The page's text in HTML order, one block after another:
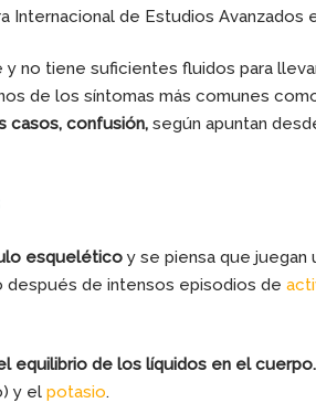
de Estudios Avanzados
no tiene suficientes fluidos para
de los síntomas más comunes
casos, confusión, según apuntan
esquelético y se piensa que juegan
después de intensos episodios de
equilibrio de los líquidos en el cuerpo.
y el potasio.